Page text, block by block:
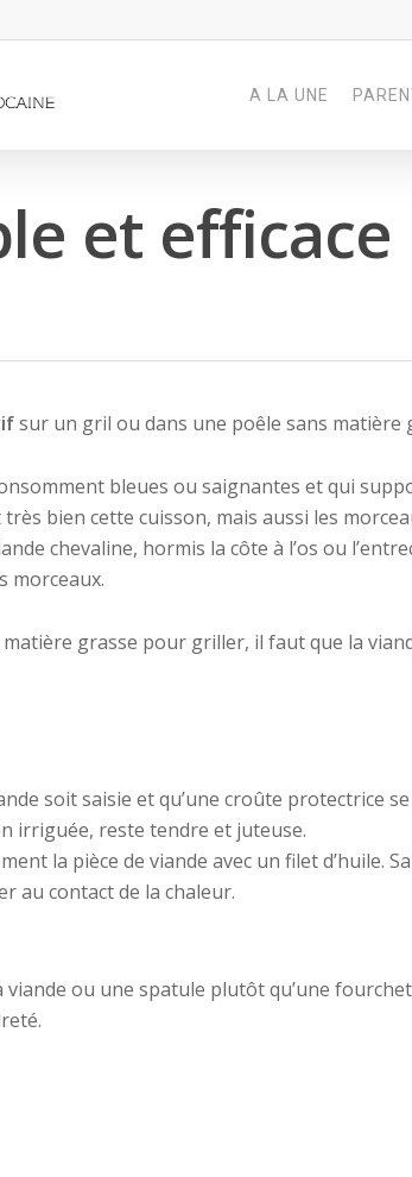
A LA UNE
et efficace
sur un gril ou dans une poêle sans matière
bleues ou saignantes et qui
bien cette cuisson, mais aussi les
chevaline, hormis la côte à l’os ou
morceaux.
grasse pour griller, il faut que la
soit saisie et qu’une croûte protectrice
irriguée, reste tendre et juteuse.
la pièce de viande avec un filet d’huile.
au contact de la chaleur.
viande ou une spatule plutôt qu’une